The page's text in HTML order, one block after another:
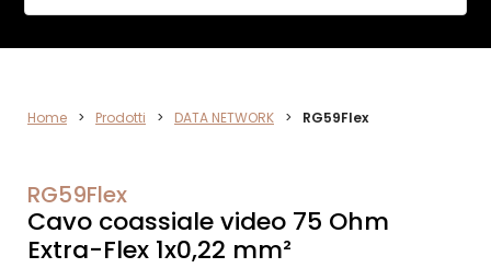
DATA
Home > Prodotti > DATA NETWORK > RG59Flex
RG59Flex
Cavo coassiale video 75 Ohm
Extra-Flex 1x0,22 mm²